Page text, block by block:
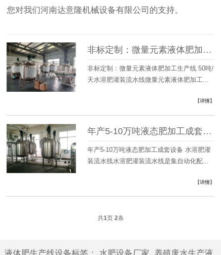
您对我们河南达意隆机械设备有限公司的支持。
非标定制：微量元素液体肥加工生产线 50吨/天水溶肥灌装流水线
非标定制：微量元素液体肥加工生产线 50吨/
天水溶肥灌装流水线微量元素液体肥加工...
【详情】
年产5-10万吨液态肥加工成套设备 水溶肥灌装流水线
年产5-10万吨液态肥加工成套设备 水溶肥灌
装流水线水溶肥灌装流水线是集自动化配...
【详情】
共1页 2条